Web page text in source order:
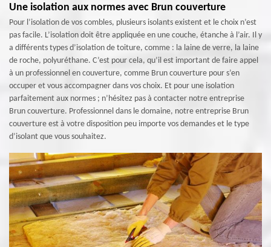
Une isolation aux normes avec Brun couverture
Pour l’isolation de vos combles, plusieurs isolants existent et le choix n’est
pas facile. L’isolation doit être appliquée en une couche, étanche à l’air. Il y
a différents types d’isolation de toiture, comme : la laine de verre, la laine
de roche, polyuréthane. C’est pour cela, qu’il est important de faire appel
à un professionnel en couverture, comme Brun couverture pour s’en
occuper et vous accompagner dans vos choix. Et pour une isolation
parfaitement aux normes ; n’hésitez pas à contacter notre entreprise
Brun couverture. Professionnel dans le domaine, notre entreprise Brun
couverture est à votre disposition peu importe vos demandes et le type
d’isolant que vous souhaitez.